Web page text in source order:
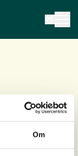
Om
Abonner på
tips rett i